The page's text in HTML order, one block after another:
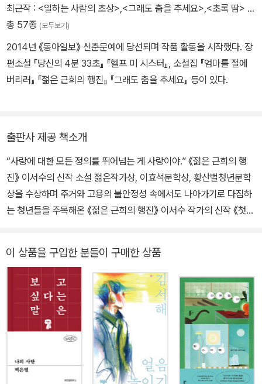
최근작 : <일하는 사람의 초상>,<그래도 춤을 추세요>,<초록 땀> …
총 57종 (모두보기)
2014년 《동아일보》 신춘문예에 당선되며 작품 활동을 시작했다. 장
편소설 『당신의 4분 33초』 『헬프 미 시스터』, 소설집 『엄마를 절에
버리러』 『젊은 근희의 행진』 『그래도 춤을 추세요』 등이 있다.
출판사 제공 책소개
“사랑에 대한 모든 정의를 뛰어넘는 게 사랑이야.” 《젊은 근희의 행
진》 이서수의 신작 소설 젊은작가상, 이효석문학상, 황산벌청년문학
상을 수상하며 주거와 고용의 불안정성 속에서도 나아가기로 다짐하
는 청년들을 주목해온 《젊은 근희의 행진》 이서수 작가의 신작 《첫사
빠져버리는 사람이다. 사랑해서는 안 되는 것들, 사랑하면 낙인이 되
는 것들을 사랑한다. 온 마음을 주어도 언니가 사랑한 사람들은 언니
를 떠나고, 언니는 한여름에 패딩 점퍼를 입고 아지랑이처럼 거리를
배회한다. 정연과 가족에게서 자꾸만 도망치듯 사라지던 언니가 발견
되는 곳은 재중 동포들이 사는 빌라, 이주 노동자들이 모인 ‘다문화거
리’다. 한국이지만 한국이 아닌 곳, 가장 낡고 허름해서 그곳을 찾는
한국인이라고는 임장하러 온 사람들밖에 없는 도시를 징검다리처럼
건너다니는 언니를 찾을 수 있을까? 정연은 이해받지 못할 사랑만을
이 상품을 구입한 분들이 구매한 상품